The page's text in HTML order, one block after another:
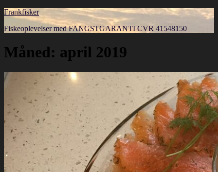
Frankfisker
Fiskeoplevelser med FANGSTGARANTI CVR 41548150
Måned: april 2019